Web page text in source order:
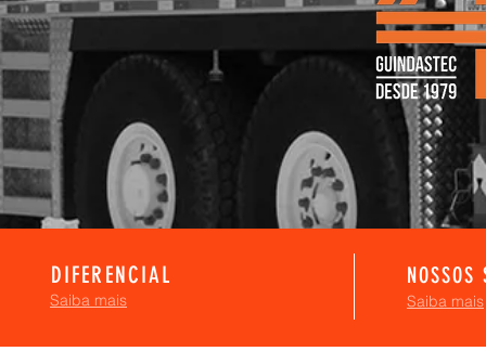
DIFERENCIAL
Saiba mais
NOSSOS
Saiba mais